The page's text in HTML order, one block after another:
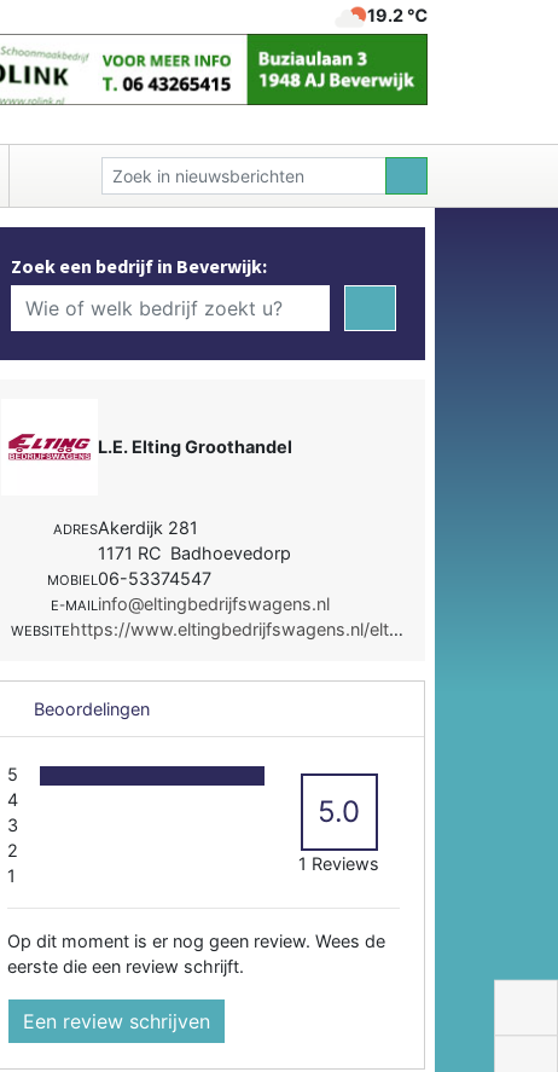
19.2 ℃
Zoek een bedrijf in Beverwijk:
L.E. Elting Groothandel
ADRESAkerdijk 281
1171 RC Badhoevedorp
MOBIEL06-53374547
E-MAILinfo@eltingbedrijfswagens.nl
WEBSITE https://www.eltingbedrijfswagens.nl/eltingbedrijfswagens/
Beoordelingen
5
4
3
2
1
5.0
1 Reviews
Op dit moment is er nog geen review. Wees de
eerste die een review schrijft.
Een review schrijven